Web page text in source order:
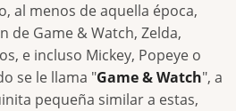
al menos de aquella época,
de Game & Watch, Zelda,
e incluso Mickey, Popeye o
se le llama "Game & Watch", a
pequeña similar a estas,